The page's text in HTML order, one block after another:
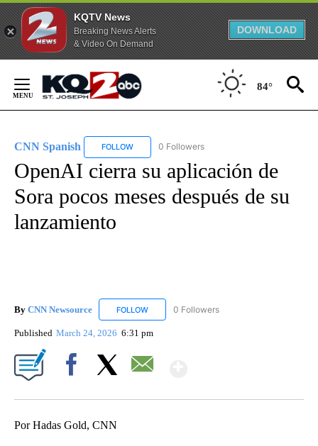
KQTV News
Breaking News Alerts
& Video On Demand
DOWNLOAD
Content
84°
CNN Spanish FOLLOW FOLLOW "CNN SPANISH" TO RECEIVE
0 Followers
OpenAI cierra su aplicación de
Sora pocos meses después de su
lanzamiento
By CNN Newsource FOLLOW FOLLOW "CNN NEWSOURCE" TO RECEIVE
0 Followers
Published March 24, 2026 6:31 pm
Por Hadas Gold, CNN